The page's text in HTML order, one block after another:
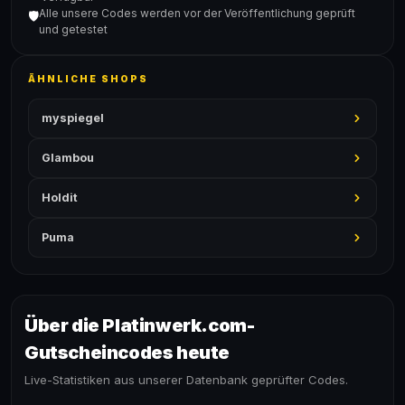
🛡️Alle unsere Codes werden vor der Veröffentlichung geprüft
und getestet
ÄHNLICHE SHOPS
myspiegel
Glambou
Holdit
Puma
Über die Platinwerk.com-
Gutscheincodes heute
Live-Statistiken aus unserer Datenbank geprüfter Codes.